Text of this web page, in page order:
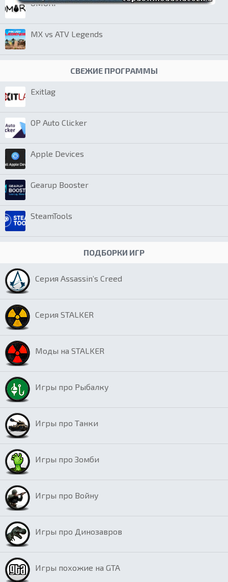
OMORI
MX vs ATV Legends
СВЕЖИЕ ПРОГРАММЫ
Exitlag
OP Auto Clicker
Apple Devices
Gearup Booster
SteamTools
ПОДБОРКИ ИГР
Серия Assassin’s Creed
Серия STALKER
Моды на STALKER
Игры про Рыбалку
Игры про Танки
Игры про Зомби
Игры про Войну
Игры про Динозавров
Игры похожие на GTA